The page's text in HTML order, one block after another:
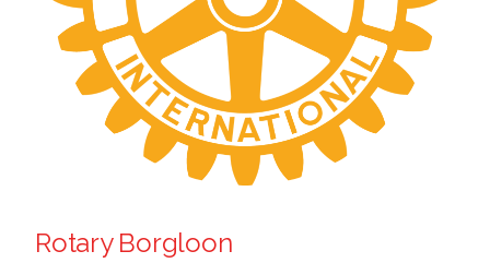
Rotary Borgloon